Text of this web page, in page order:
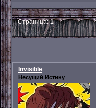
Страница:1
Invisible
Несущий Истину